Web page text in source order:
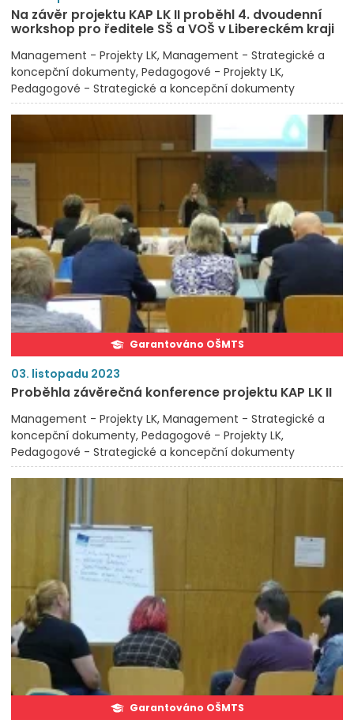
Na závěr projektu KAP LK II proběhl 4. dvoudenní
workshop pro ředitele SŠ a VOŠ v Libereckém kraji
Management - Projekty LK Management - Strategické a
koncepční dokumenty Pedagogové - Projekty LK
Pedagogové - Strategické a koncepční dokumenty
Garantováno OŠMTS
03. listopadu 2023
Proběhla závěrečná konference projektu KAP LK II
Management - Projekty LK Management - Strategické a
koncepční dokumenty Pedagogové - Projekty LK
Pedagogové - Strategické a koncepční dokumenty
Garantováno OŠMTS